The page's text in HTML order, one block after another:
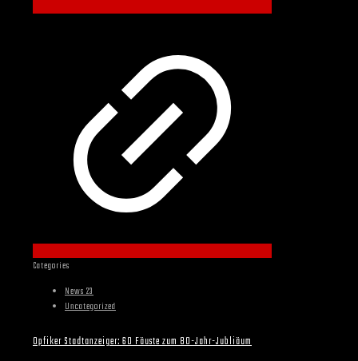
Categories
News 23
Uncategorized
Opfiker Stadtanzeiger: 60 Fäuste zum 80-Jahr-Jubliäum